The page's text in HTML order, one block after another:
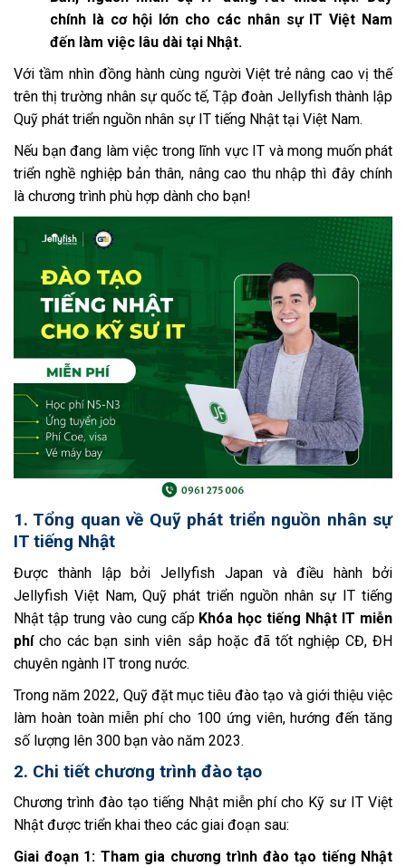
chính là cơ hội lớn cho các nhân sự IT Việt Nam
đến làm việc lâu dài tại Nhật.
Với tầm nhìn đồng hành cùng người Việt trẻ nâng cao vị thế
trên thị trường nhân sự quốc tế, Tập đoàn Jellyfish thành lập
Quỹ phát triển nguồn nhân sự IT tiếng Nhật tại Việt Nam.
Nếu bạn đang làm việc trong lĩnh vực IT và mong muốn phát
triển nghề nghiệp bản thân, nâng cao thu nhập thì đây chính
là chương trình phù hợp dành cho bạn!
1. Tổng quan về Quỹ phát triển nguồn nhân sự
IT tiếng Nhật
Được thành lập bởi Jellyfish Japan và điều hành bởi
Jellyfish Việt Nam, Quỹ phát triển nguồn nhân sự IT tiếng
Nhật tập trung vào cung cấp Khóa học tiếng Nhật IT miễn
phícho các bạn sinh viên sắp hoặc đã tốt nghiệp CĐ, ĐH
chuyên ngành IT trong nước.
Trong năm 2022, Quỹ đặt mục tiêu đào tạo và giới thiệu việc
làm hoàn toàn miễn phí cho 100 ứng viên, hướng đến tăng
số lượng lên 300 bạn vào năm 2023.
2. Chi tiết chương trình đào tạo
Chương trình đào tạo tiếng Nhật miễn phí cho Kỹ sư IT Việt
Nhật được triển khai theo các giai đoạn sau:
Giai đoạn 1: Tham gia chương trình đào tạo tiếng Nhật